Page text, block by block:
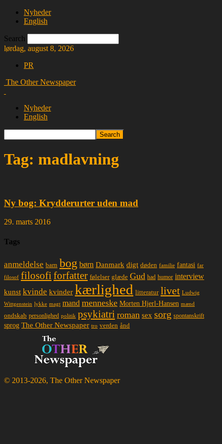
Nyheder
English
Search
lørdag, august 8, 2026
PR
The Other Newspaper
Nyheder
English
Tag: madlavning
Ny bog: Krydderurter uden mad
29. marts 2016
Tags
anmeldelse barn bog børn Danmark digt døden familie fantasi far
filosof filosofi forfatter følelser glæde Gud had humor interview
kunst kvinde kvinder kærlighed litteratur livet Ludwig
Wittgenstein lykke magt mand menneske Morten Hjerl-Hansen mænd
ondskab personlighed politik psykiatri roman sex sorg spontanskrift
sprog The Other Newspaper tro verden ånd
© 2013-2026, The Other Newspaper